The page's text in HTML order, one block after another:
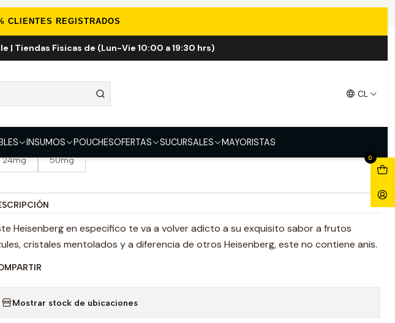
CLIENTES REGISTRADOS
| Tiendas Fisicas de (Lun-Vie 10:00 a 19:30 hrs)
CL
INSUMOS POUCHESOFERTAS SUCURSALES MAYORISTAS
0
The Berg Menthol Salt 30ml
2 reseñas
Heisenberg The Berg Menthol
24mg 50mg
Heisenberg en especifico te va a volver adicto a su exquisito sabor a frutos
cristales mentolados y a diferencia de otros Heisenberg, este no contiene anis.
Mostrar stock de ubicaciones